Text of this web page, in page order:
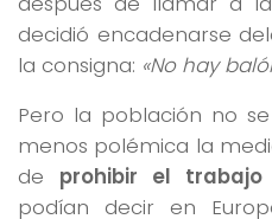
decidió encadenarse
la consigna: «No hay
Pero la población no
menos polémica la
de prohibir el trabajo
podían decir en